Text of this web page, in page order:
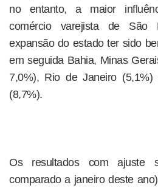
no entanto, a maior
comércio varejista de
expansão do estado ter sido
em seguida Bahia, Minas
7,0%), Rio de Janeiro
(8,7%).
Os resultados com ajuste
comparado a janeiro deste